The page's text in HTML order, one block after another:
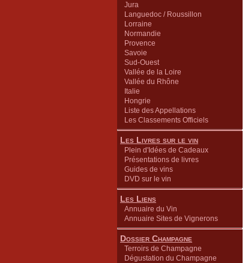
Jura
Languedoc / Roussillon
Lorraine
Normandie
Provence
Savoie
Sud-Ouest
Vallée de la Loire
Vallée du Rhône
Italie
Hongrie
Liste des Appellations
Les Classements Officiels
Les Livres sur le vin
Plein d'Idées de Cadeaux
Présentations de livres
Guides de vins
DVD sur le vin
Les Liens
Annuaire du Vin
Annuaire Sites de Vignerons
Dossier Champagne
Terroirs de Champagne
Dégustation du Champagne